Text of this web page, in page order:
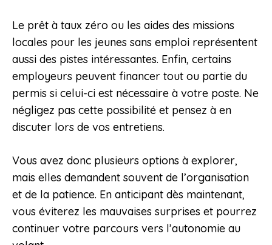
Le prêt à taux zéro ou les aides des missions
locales pour les jeunes sans emploi représentent
aussi des pistes intéressantes. Enfin, certains
employeurs peuvent financer tout ou partie du
permis si celui-ci est nécessaire à votre poste. Ne
négligez pas cette possibilité et pensez à en
discuter lors de vos entretiens.
Vous avez donc plusieurs options à explorer,
mais elles demandent souvent de l’organisation
et de la patience. En anticipant dès maintenant,
vous éviterez les mauvaises surprises et pourrez
continuer votre parcours vers l’autonomie au